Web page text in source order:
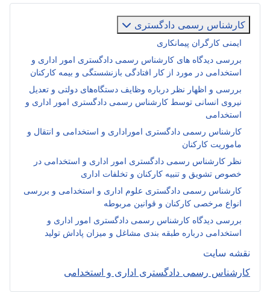
کارشناس رسمی دادگستری
ایمنی کارگران پیمانکاری
بررسی دیدگاه های کارشناس رسمی دادگستری امور اداری و
استخدامی در مورد از کار افتادگی بازنشستگی و بیمه کارکنان
بررسی و اظهار نظر درباره وظایف دستگاه‌های دولتی و تعدیل
نیروی انسانی توسط کارشناس رسمی دادگستری امور اداری و
استخدامی
کارشناس رسمی دادگستری اموراداری و استخدامی و انتقال و
ماموریت کارکنان
نظر کارشناس رسمی دادگستری امور اداری و استخدامی در
خصوص تشویق و تنبیه کارکنان و تخلفات اداری
کارشناس رسمی دادگستری علوم اداری و استخدامی و بررسی
انواع مرخصی کارکنان و قوانین مربوطه
بررسی دیدگاه کارشناس رسمی دادگستری امور اداری و
استخدامی درباره طبقه بندی مشاغل و میزان پاداش تولید
نقشه سایت
کارشناس رسمی دادگستری اداری و استخدامی